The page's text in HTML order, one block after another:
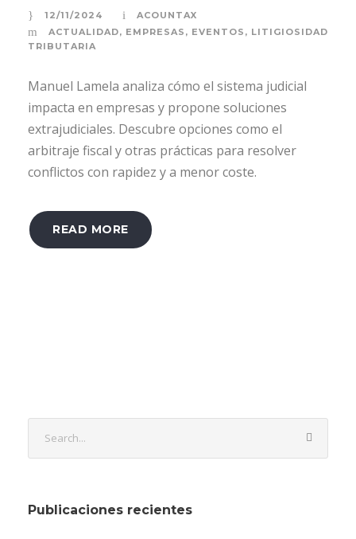
12/11/2024
ACOUNTAX
ACTUALIDAD, EMPRESAS , EVENTOS , LITIGIOSIDAD
TRIBUTARIA
Manuel Lamela analiza cómo el sistema judicial
impacta en empresas y propone soluciones
extrajudiciales. Descubre opciones como el
arbitraje fiscal y otras prácticas para resolver
conflictos con rapidez y a menor coste.
READ MORE
Publicaciones recientes